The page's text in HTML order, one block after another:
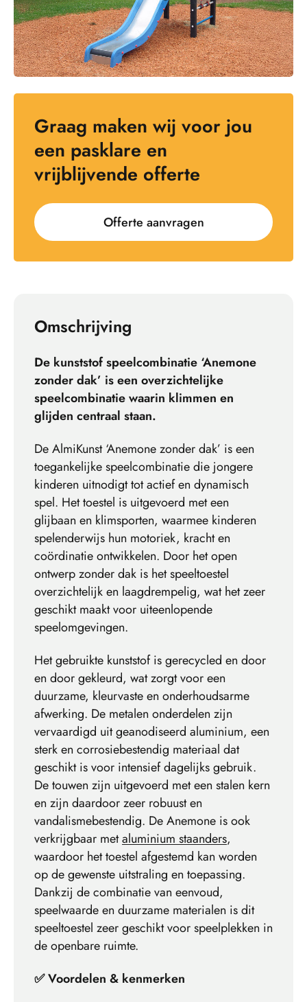
Graag maken wij voor jou
een pasklare en
vrijblijvende offerte
Offerte aanvragen
Omschrijving
De kunststof speelcombinatie ‘Anemone
zonder dak’ is een overzichtelijke
speelcombinatie waarin klimmen en
glijden centraal staan.
De AlmiKunst ‘Anemone zonder dak’ is een
toegankelijke speelcombinatie die jongere
kinderen uitnodigt tot actief en dynamisch
spel. Het toestel is uitgevoerd met een
glijbaan en klimsporten, waarmee kinderen
spelenderwijs hun motoriek, kracht en
coördinatie ontwikkelen. Door het open
ontwerp zonder dak is het speeltoestel
overzichtelijk en laagdrempelig, wat het zeer
geschikt maakt voor uiteenlopende
speelomgevingen.
Het gebruikte kunststof is gerecycled en door
en door gekleurd, wat zorgt voor een
duurzame, kleurvaste en onderhoudsarme
afwerking. De metalen onderdelen zijn
vervaardigd uit geanodiseerd aluminium, een
sterk en corrosiebestendig materiaal dat
geschikt is voor intensief dagelijks gebruik.
De touwen zijn uitgevoerd met een stalen kern
en zijn daardoor zeer robuust en
vandalismebestendig. De Anemone is ook
verkrijgbaar metaluminium staanders,
waardoor het toestel afgestemd kan worden
op de gewenste uitstraling en toepassing.
Dankzij de combinatie van eenvoud,
speelwaarde en duurzame materialen is dit
speeltoestel zeer geschikt voor speelplekken in
de openbare ruimte.
✅ Voordelen & kenmerken